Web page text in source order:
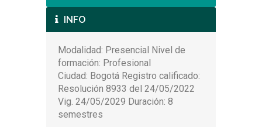
INFO
Modalidad: Presencial Nivel de
formación: Profesional
Ciudad: Bogotá Registro calificado:
Resolución 8933 del 24/05/2022
Vig. 24/05/2029 Duración: 8
semestres